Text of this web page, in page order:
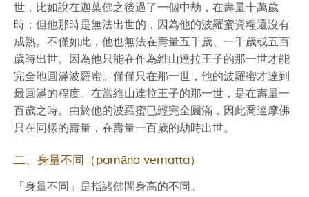
世，比如說在迦葉佛之後過了一個中劫，在壽量十萬歲
時；但他那時是無法出世的，因為他的波羅蜜資糧還沒有
成熟。不僅如此，他也無法在壽量五千歲、一千歲或五百
歲時出世。因為他只能在作為維山達拉王子的那一世才能
完全地圓滿波羅蜜。僅僅只在那一世，他的波羅蜜才達到
最圓滿的程度。在當維山達拉王子的那一世，是在壽量一
百歲之時。由於他的波羅蜜已經完全圓滿，因此喬達摩佛
只在同樣的壽量，在壽量一百歲的劫時出世。
二、身量不同（pamāṇa vematta）
「身量不同」是指諸佛間身高的不同。